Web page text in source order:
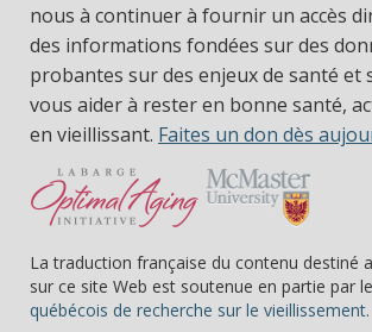
nous à continuer à fournir un accès
des informations fondées sur des
probantes sur des enjeux de santé et
vous aider à rester en bonne santé,
en vieillissant. Faites un don dès
La traduction française du contenu destiné
sur ce site Web est soutenue en partie par le
québécois de recherche sur le vieillissement.